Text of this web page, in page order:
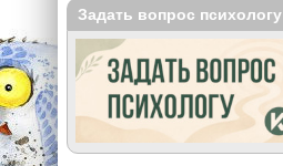
Задать вопрос психологу